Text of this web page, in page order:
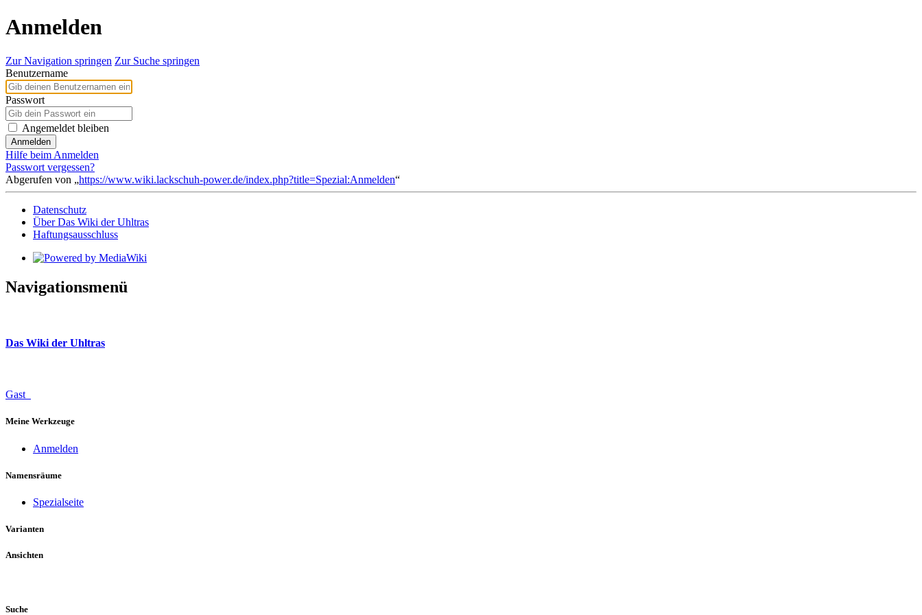
Anmelden
Zur Navigation springen Zur Suche springen
Benutzername
Passwort
Angemeldet bleiben
Anmelden
Hilfe beim Anmelden
Passwort vergessen?
Abgerufen von „https://www.wiki.lackschuh-power.de/index.php?title=Spezial:Anmelden“
Datenschutz
Über Das Wiki der Uhltras
Haftungsausschluss
Navigationsmenü
Das Wiki der Uhltras
Gast
Meine Werkzeuge
Anmelden
Namensräume
Spezialseite
Varianten
Ansichten
Suche